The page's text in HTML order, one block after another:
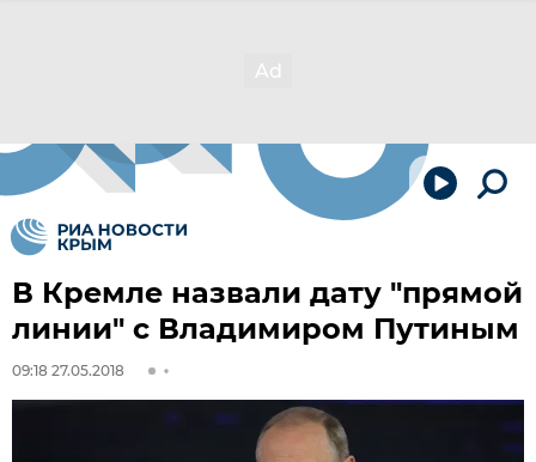
В Кремле назвали дату "прямой
линии" с Владимиром Путиным
09:18 27.05.2018